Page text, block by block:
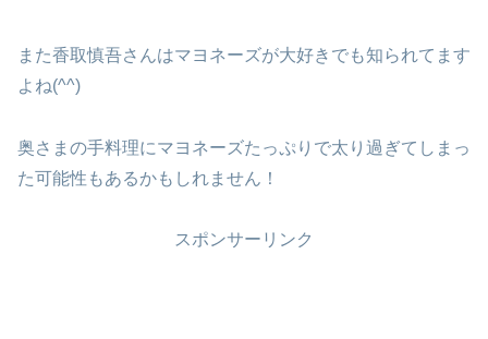
また香取慎吾さんはマヨネーズが大好きでも知られてます
よね(^^)
奥さまの手料理にマヨネーズたっぷりで太り過ぎてしまっ
た可能性もあるかもしれません！
スポンサーリンク